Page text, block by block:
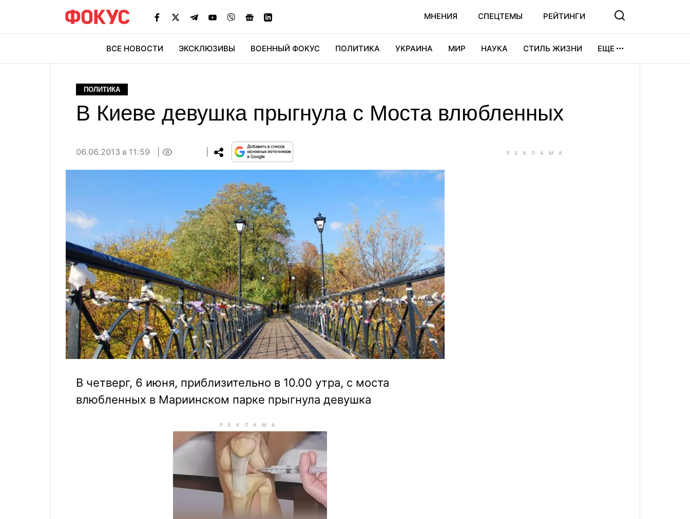
МНЕНИЯ СПЕЦТЕМЫ РЕЙТИНГИ
ВСЕ НОВОСТИ ЭКСКЛЮЗИВЫ ВОЕННЫЙ ФОКУС ПОЛИТИКА УКРАИНА МИР НАУКА СТИЛЬ ЖИЗНИ ЕЩЕ
ПОЛИТИКА
В Киеве девушка прыгнула с Моста влюбленных
06.06.2013 в 11:59
В четверг, 6 июня, приблизительно в 10.00 утра, с моста
влюбленных в Мариинском парке прыгнула девушка